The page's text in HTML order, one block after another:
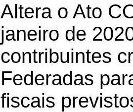
Altera o Ato
janeiro de
contribuintes
Federadas
fiscais